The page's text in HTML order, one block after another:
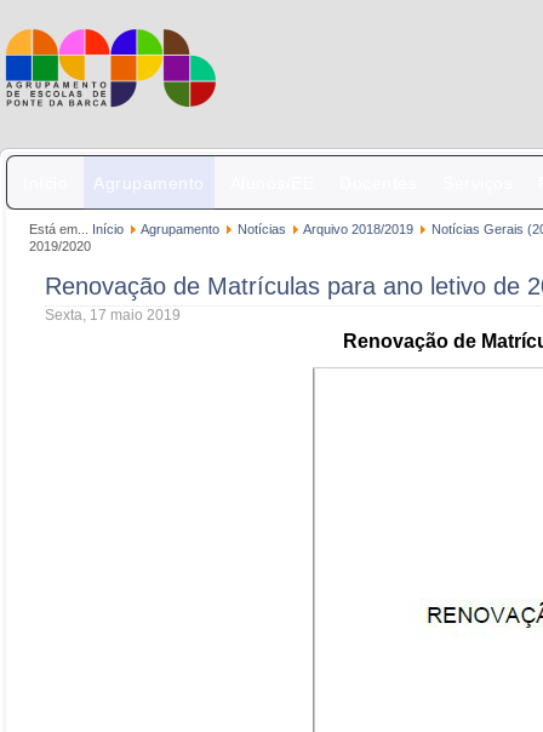
Agrupamento
Está em... Início Agrupamento Notícias Arquivo 2018/2019
Notícias Gerais
2019/2020
Renovação de Matrículas para ano letivo de
Sexta, 17 maio 2019
Renovação de